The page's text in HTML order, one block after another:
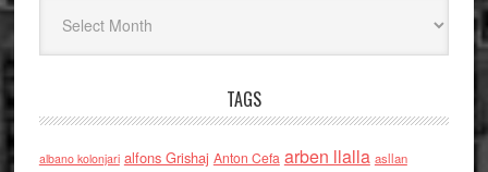
TAGS
albano kolonjari alfons Grishaj Anton Cefa arben llalla asllan